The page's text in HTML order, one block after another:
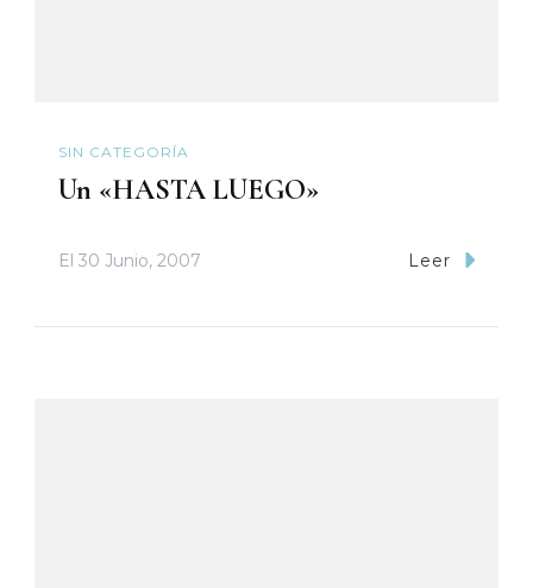
SIN CATEGORÍA
Un «HASTA LUEGO»
El 30 Junio, 2007 Leer